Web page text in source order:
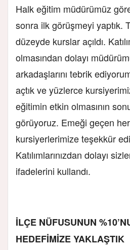
Halk eğitim müdürümüz
sonra ilk görüşmeyi yaptık.
düzeyde kurslar açıldı.
olmasından dolayı
arkadaşlarını tebrik
açtık ve yüzlerce
eğitimin etkin olmasının
görüyoruz. Emeği geçen
kursiyerlerimize teşekkür
Katılımlarınızdan dolayı
ifadelerini kullandı.
İLÇE NÜFUSUNUN
HEDEFİMİZE YAKLAŞTIK